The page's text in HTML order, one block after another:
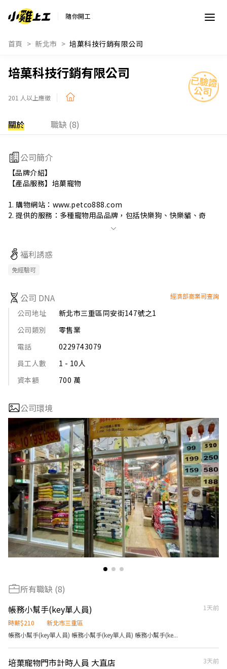
隨你開工
首頁 新北市 培菓科技行銷有限公司
培菓科技行銷有限公司
201 人以上應徵
關於 職缺 (8)
公司簡介
【品牌介紹】
【產品服務】培菓寵物
1. 購物網站：www.petco888.com
2. 提供的服務：多種寵物用品品牌，包括快樂狗、快樂貓、奇
境、天然密碼、紐頓、希爾思、法米納等。
等。
- 提供各種寵物所需的商品，種類豐富。
3. 購物便利性：
- 超商取貨
- 多間實體門市可貨到付款
- 客服電話：02-22974950
- 三重店電話：02-29743079
福利誘惑
免經驗可
公司 DNA 經濟部商業司查詢
公司地址
新北市三重區同安街147號之1
公司類別
零售業
電話
0229743079
員工人數
1 - 10人
資本額
700 萬
公司環境
所有職缺 (8)
帳務小幫手(key單人員)
1天前
時薪$210
新北市三重區
帳務小幫手(key單人員) 帳務小幫手(key單人員) 帳務小幫手(ke...
培菓寵物門市計時人員 大直店
3天前